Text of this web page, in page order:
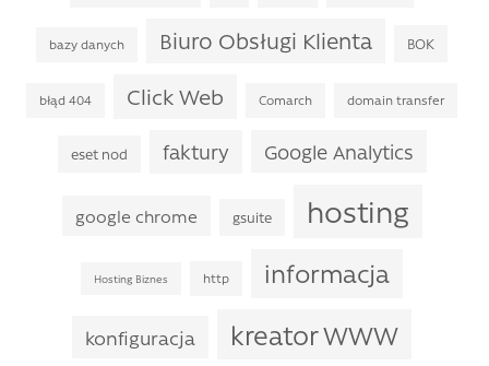
bazy danych Biuro Obsługi Klienta BOK
błąd 404 Click Web Comarch domain transfer
eset nod faktury Google Analytics
google chrome gsuite hosting
Hosting Biznes http informacja
konfiguracja kreator WWW